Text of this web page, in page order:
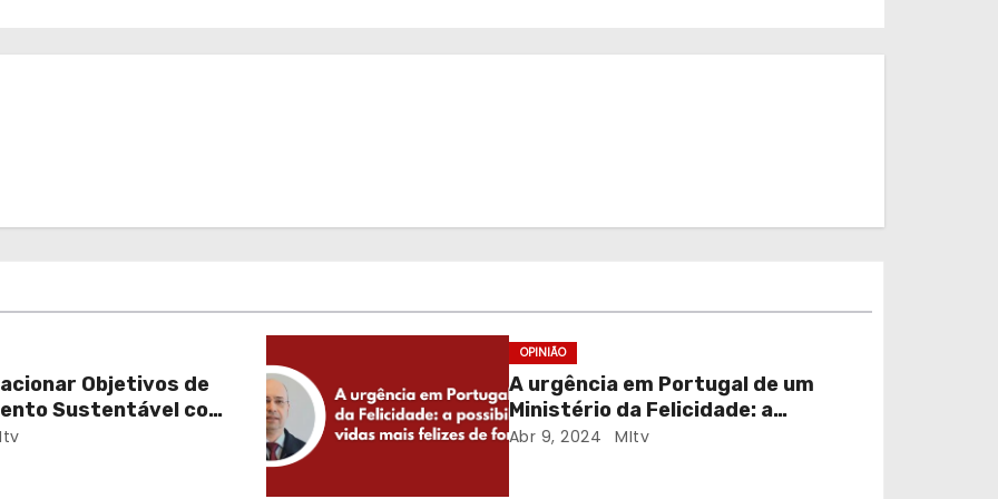
Objetivos de
Sustentável com
OPINIÃO
A urgência em Portugal de um
Ministério da Felicidade: a
possibilidade de viver vidas mais
Abr 9, 2024 MItv